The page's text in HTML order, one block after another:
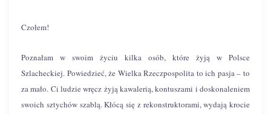
Czołem!
Poznałam w swoim życiu kilka osób, które żyją w Polsce
Szlacheckiej. Powiedzieć, że Wielka Rzeczpospolita to ich pasja – to
za mało. Ci ludzie wręcz żyją kawalerią, kontuszami i doskonaleniem
swoich sztychów szablą. Kłócą się z rekonstruktorami, wydają krocie